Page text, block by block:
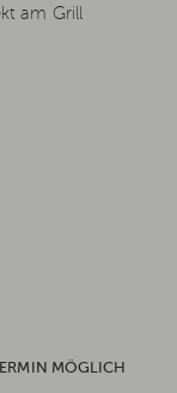
am Grill
MÖGLICH